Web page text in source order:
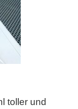
toller und